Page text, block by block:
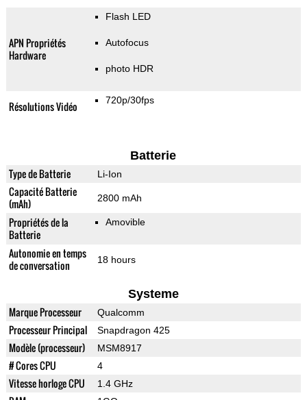
APN Propriétés
Hardware
Flash LED
Autofocus
photo HDR
Résolutions Vidéo 720p/30fps
Batterie
Type de Batterie Li-Ion
Capacité Batterie
(mAh)
2800 mAh
Propriétés de la
Batterie
Amovible
Autonomie en temps
de conversation
18 hours
Systeme
Marque Processeur Qualcomm
Processeur Principal Snapdragon 425
Modèle (processeur) MSM8917
# Cores CPU 4
Vitesse horloge CPU 1.4 GHz